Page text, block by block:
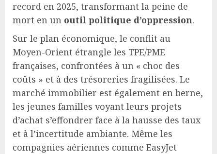
record en 2025, transformant la peine de
mort en un outil politique d’oppression.
Sur le plan économique, le conflit au
Moyen-Orient étrangle les TPE/PME
françaises, confrontées à un « choc des
coûts » et à des trésoreries fragilisées. Le
marché immobilier est également en berne,
les jeunes familles voyant leurs projets
d’achat s’effondrer face à la hausse des taux
et à l’incertitude ambiante. Même les
compagnies aériennes comme EasyJet